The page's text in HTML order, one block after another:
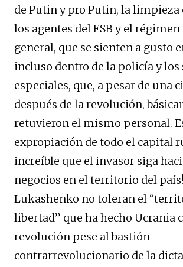
de Putin y pro Putin, la limpieza
los agentes del FSB y el
general, que se sienten a gusto
incluso dentro de la policía y los
especiales, que, a pesar de una
después de la revolución,
retuvieron el mismo personal.
expropiación de todo el capital
increíble que el invasor siga
negocios en el territorio del
Lukashenko no toleran el
libertad” que ha hecho Ucrania
revolución pese al bastión
contrarrevolucionario de la